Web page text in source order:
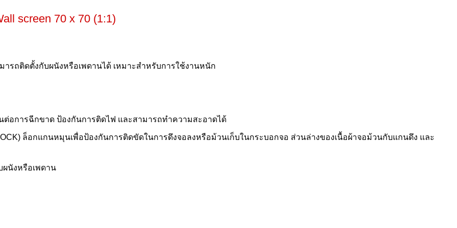
screen 70 x 70 (1:1)
รถติดตั้งกับผนังหรือเพดานได้ เหมาะสำหรับการใช้งานหนัก
อการฉีกขาด ป้องกันการติดไฟ และสามารถทำความสะอาดได้
ล็อกแกนหมุนเพื่อป้องกันการติดขัดในการดึงจอลงหรือม้วนเก็บในกระบอกจอ ส่วนล่างของเนื้อผ้าจอม้วนกับแกนดึง และ
นังหรือเพดาน